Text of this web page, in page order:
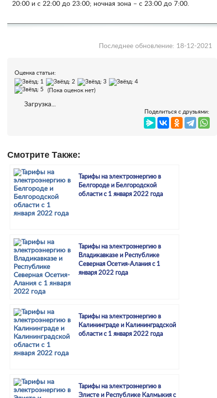
20:00 и с 22:00 до 23:00; ночная зона – с 23:00 до 7:00.
Последнее обновление: 18-12-2021
Оценка статьи:
(Пока оценок нет)
Загрузка...
Поделиться с друзьями:
Смотрите Также:
Тарифы на электроэнергию в
Белгороде и Белгородской
области с 1 января 2022 года
Тарифы на электроэнергию в
Владикавказе и Республике
Северная Осетия-Алания с 1
января 2022 года
Тарифы на электроэнергию в
Калининграде и Калининградской
области с 1 января 2022 года
Тарифы на электроэнергию в
Элисте и Республике Калмыкия с